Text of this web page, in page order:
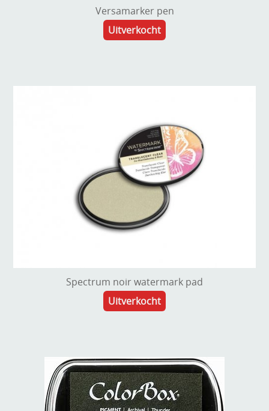
Versamarker pen
Uitverkocht
Spectrum noir watermark pad
Uitverkocht